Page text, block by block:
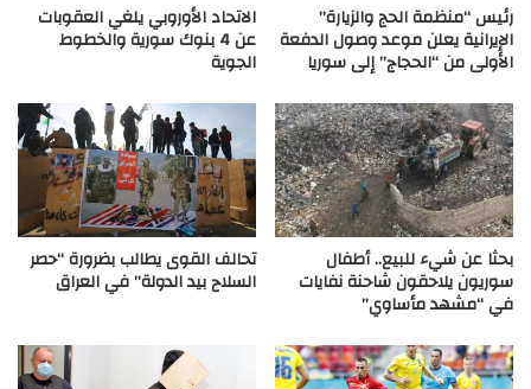
رئيس “منظمة الحج والزيارة”
الإيرانية يعلن موعد وصول الدفعة
الأولى من “الحجاج” إلى سوريا
الاتحاد الأوروبي يلغي العقوبات
عن 4 بنوك سورية والخطوط
الجوية
بحثا عن شيء للبيع.. أطفال
سوريون يلاحقون شاحنة نفايات
في “مشهد مأساوي”
تحالف القوى يطالب بضرورة “حصر
السلاح بيد الدولة” في العراق